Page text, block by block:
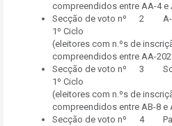
compreendidos entre AA-4 e
Secção de voto nº 2 A-
1º Ciclo
(eleitores com n.ºs de
compreendidos entre AA-
Secção de voto nº 3
1º Ciclo
(eleitores com n.ºs de
compreendidos entre AB-8 e
Secção de voto nº 4